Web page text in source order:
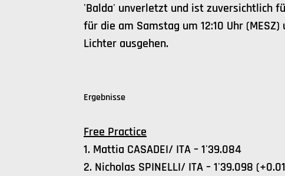
'Balda' unverletzt und ist zuversichtlich
für die am Samstag um 12:10 Uhr (MESZ)
Lichter ausgehen.
Ergebnisse
Free Practice
1. Mattia CASADEI/ ITA – 1'39.084
2. Nicholas SPINELLI/ ITA – 1'39.098